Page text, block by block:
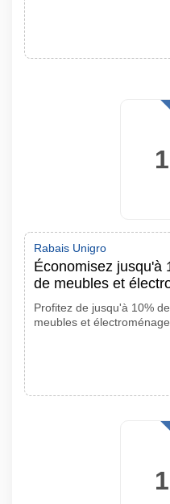
Rabais Unigro
Économisez jusqu'à
de meubles et
Profitez de jusqu'à 10%
meubles et